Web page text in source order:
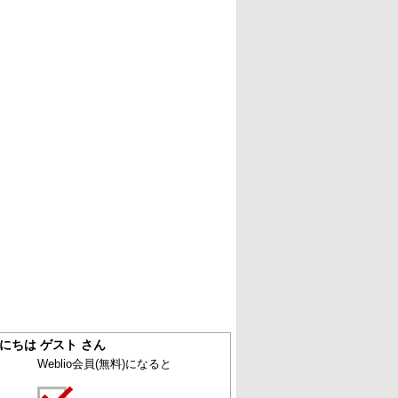
ちは ゲスト さん
Weblio会員(無料)になると